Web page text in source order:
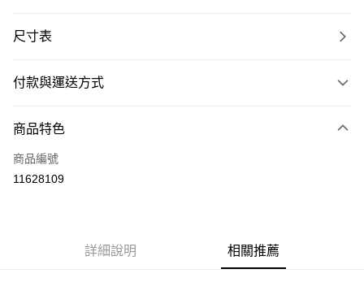
尺寸表
付款與運送方式
信用卡一次付款
運送方式
商品特色
商品編號
11628109
詳細說明 相關推薦